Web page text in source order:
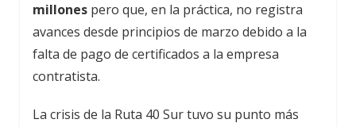
millones pero que, en la práctica, no registra
avances desde principios de marzo debido a la
falta de pago de certificados a la empresa
contratista.
La crisis de la Ruta 40 Sur tuvo su punto más